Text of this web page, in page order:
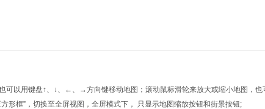
可以用键盘↑、↓、←、→方向键移动地图；滚动鼠标滑轮来放大或缩小地图，也
形框”，切换至全屏视图，全屏模式下， 只显示地图缩放按钮和街景按钮;